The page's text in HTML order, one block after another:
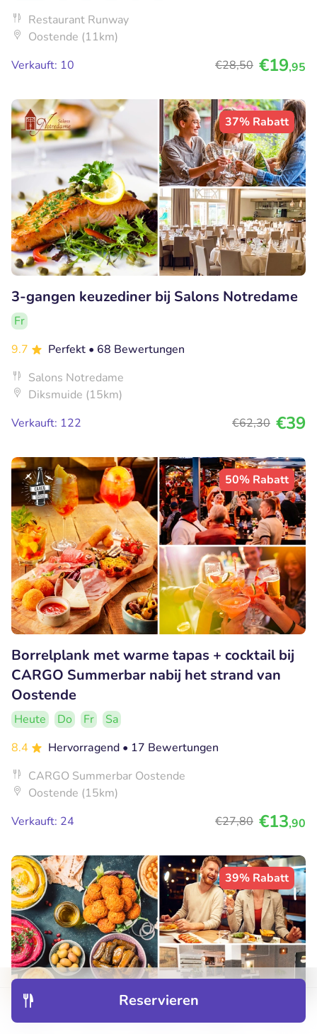
Entdecken
Reservieren
Restaurant Runway
Oostende (11km)
Verkauft: 10
€28,50 €19,95
37% Rabatt
3-gangen keuzediner bij Salons Notredame
Fr
9.7
Perfekt • 68 Bewertungen
Salons Notredame
Diksmuide (15km)
Verkauft: 122
€62,30 €39
50% Rabatt
Borrelplank met warme tapas + cocktail bij
CARGO Summerbar nabij het strand van
Oostende
Heute Do Fr
Sa
8.4
Hervorragend • 17 Bewertungen
CARGO Summerbar Oostende
Oostende (15km)
Verkauft: 24
€27,80 €13,90
39% Rabatt